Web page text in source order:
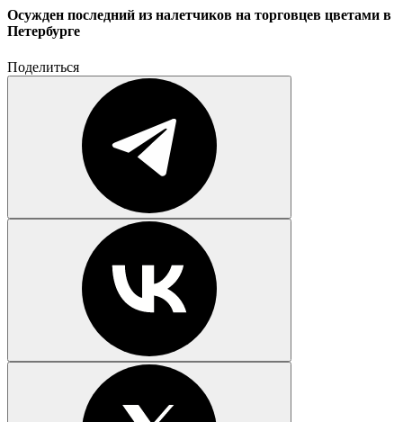
Осужден последний из налетчиков на торговцев цветами в
Петербурге
Поделиться